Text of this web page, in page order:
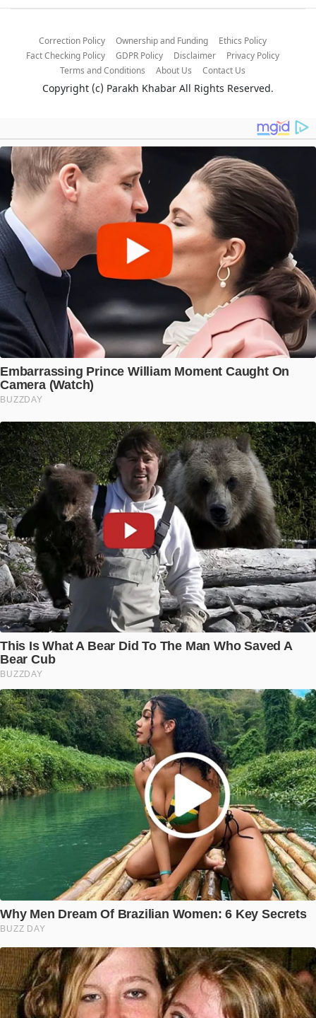
Correction Policy Ownership and Funding
Ethics Policy
Fact Checking Policy
GDPR Policy Disclaimer
Privacy Policy
Terms and Conditions
About Us Contact Us
Copyright (c) Parakh Khabar All Rights Reserved.